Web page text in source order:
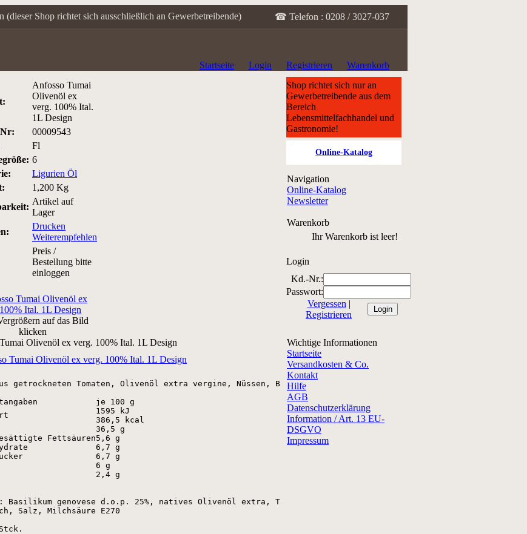
Shop richtet sich ausschließlich an Gewerbetreibende) ☎ Telefon : 0208 / 3027-037
Startseite Login Registrieren
Warenkorb
Anfosso Tumai
Olivenöl ex
verg. 100% Ital.
1L Design
00009543
Fl
6
Ligurien Öl
1,200 Kg
Artikel auf
Lager
Drucken
Weiterempfehlen
Preis /
Bestellung bitte
einloggen
auf das Bild
klicken
Olivenöl ex verg. 100% Ital. 1L Design
getrockneten Tomaten, Olivenöl extra vergine, Nüssen, Basilikum und Parmesankäse. Schmeckt sehr gut
je 100 g
1595 kJ
386,5 kcal
36,5 g
Fettsäuren5,6 g
6,7 g
6,7 g
6 g
2,4 g
Basilikum genovese d.o.p. 25%, natives Olivenöl extra, Tomaten Geschält 18%, Tomaten Konzentrat 17%,
Salz, Milchsäure E270
Shop richtet sich nur an
Gewerbetreibende aus dem
Bereich
Lebensmittelfachhandel und
Gastronomie!
Online-Katalog
Navigation
Online-Katalog
Newsletter
Warenkorb
Ihr Warenkorb ist leer!
Login
Kd.-Nr.:
Passwort:
Vergessen |
Registrieren
Wichtige Informationen
Startseite
Versandkosten & Co.
Kontakt
Hilfe
AGB
Datenschutzerklärung
Information / Art. 13 EU-
DSGVO
Impressum